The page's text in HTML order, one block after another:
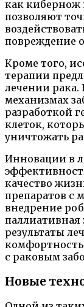
как кибернож
позволяют
повреждение
Кроме того,
терапии
лечении рака.
механизмах
разработкой
клеток,
уничтожать
Инновации в
качество
препаратов
внедрение
паллиативная
результаты
комфортность
с раковым
Новые